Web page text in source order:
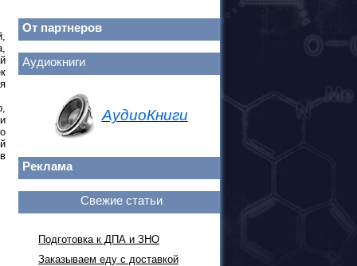
От партнеров
Аудиокниги
АудиоКниги
Реклама
Свежие статьи
Подготовка к ДПА и ЗНО
Заказываем еду с доставкой